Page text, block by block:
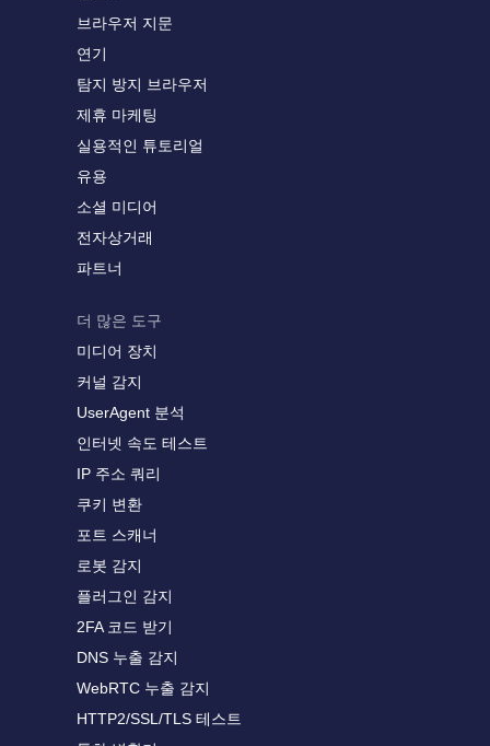
브라우저 지문
연기
탐지 방지 브라우저
제휴 마케팅
실용적인 튜토리얼
유용
소셜 미디어
전자상거래
파트너
더 많은 도구
미디어 장치
커널 감지
UserAgent 분석
인터넷 속도 테스트
IP 주소 쿼리
쿠키 변환
포트 스캐너
로봇 감지
플러그인 감지
2FA 코드 받기
DNS 누출 감지
WebRTC 누출 감지
HTTP2/SSL/TLS 테스트